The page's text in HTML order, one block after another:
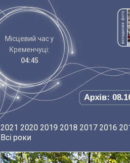
Місцевий час у
Кременчуці:
04:45
Архів:
2021 2020 2019 2018 2017 2016
Всі роки